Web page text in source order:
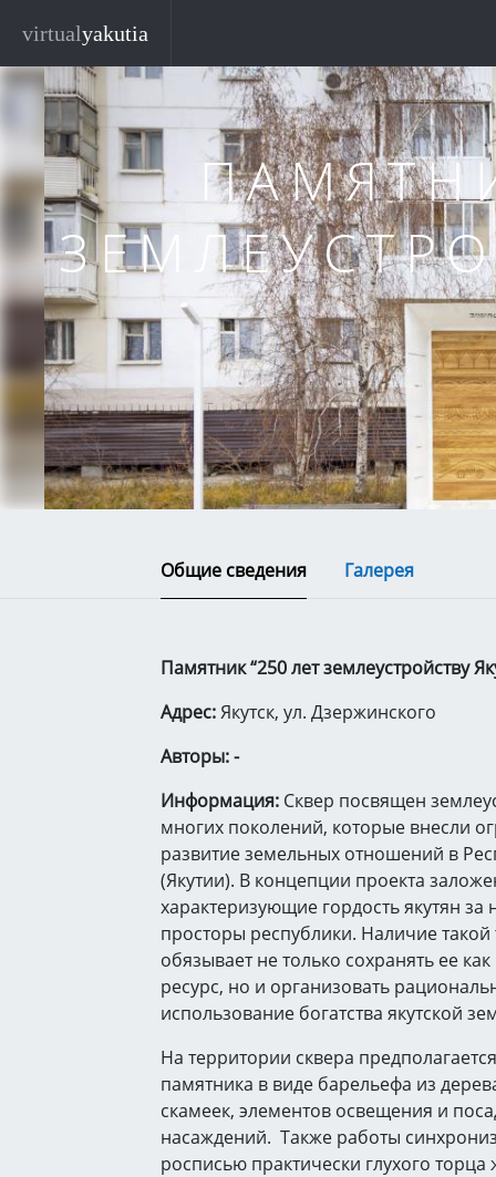
virtualyakutia
Общие сведения Галерея
Памятник “250 лет землеустройству
Адрес:Якутск, ул. Дзержинского
Авторы: -
Информация: Сквер посвящен
многих поколений, которые внесли
развитие земельных отношений в
(Якутии). В концепции проекта
характеризующие гордость якутян за
просторы республики. Наличие
обязывает не только сохранять ее
ресурс, но и организовать
использование богатства якутской
На территории сквера
памятника в виде барельефа из
скамеек, элементов освещения и
насаждений. Также работы
росписью практически глухого